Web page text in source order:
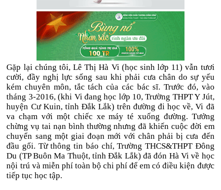
Gặp lại chúng tôi, Lê Thị Hà Vi (học sinh lớp 11) vẫn tươi
cười, đầy nghị lực sống sau khi phải cưa chân do sự yếu
kém chuyên môn, tắc tách của các bác sĩ. Trước đó, vào
tháng 3-2016, (khi Vi đang học lớp 10, Trường THPT Y Jút,
huyện Cư Kuin, tỉnh Đắk Lắk) trên đường đi học về, Vi đã
va chạm với một chiếc xe máy té xuống đường. Tưởng
chừng vụ tai nạn bình thường nhưng đã khiến cuộc đời em
chuyển sang một giai đoạn mới với chân phải bị cưa đến
đầu gối. Từ thông tin báo chí, Trường THCS&THPT Đông
Du (TP Buôn Ma Thuột, tỉnh Đắk Lắk) đã đón Hà Vi về học
nội trú và miễn phí toàn bộ chi phí để em có điều kiện được
tiếp tục học tập.